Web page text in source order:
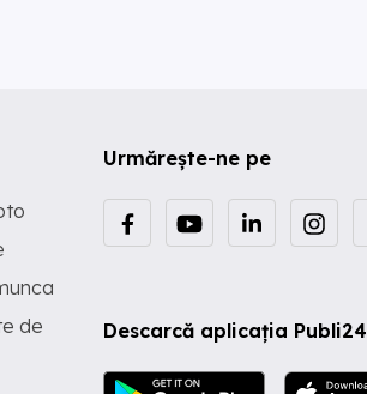
Urmărește-ne pe
Descarcă aplicația Publi24
de